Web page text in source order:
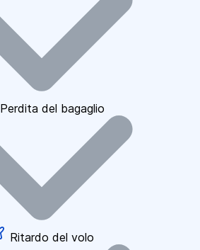
Perdita del bagaglio
Ritardo del volo